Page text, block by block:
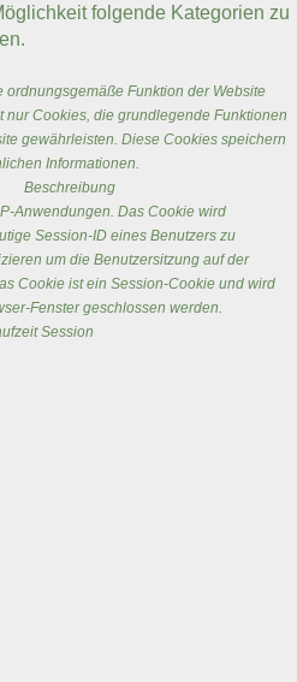
folgende Kategorien zu
Funktion der Website
Cookies, die grundlegende Funktionen
gewährleisten. Diese Cookies speichern
Informationen.
Beschreibung
Anwendungen. Das Cookie wird
Session-ID eines Benutzers zu
um die Benutzersitzung auf der
Cookie ist ein Session-Cookie und wird
Fenster geschlossen werden.
Session